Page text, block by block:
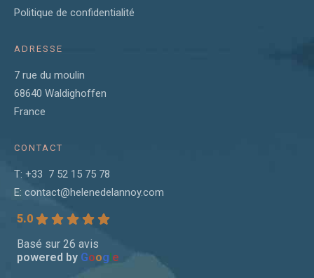
Politique de confidentialité
ADRESSE
7 rue du moulin
68640 Waldighoffen
France
CONTACT
T: +33 7 52 15 75 78
E: contact@helenedelannoy.com
5.0
Basé sur 26 avis
powered by Google